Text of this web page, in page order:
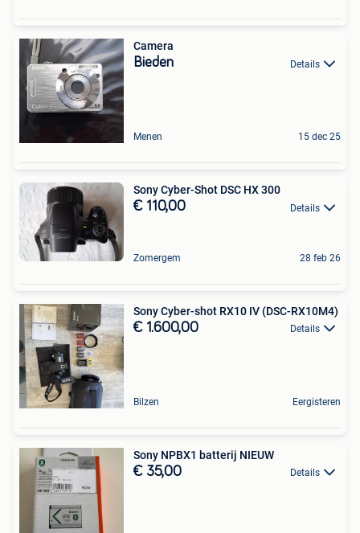
Camera
Bieden Details
Menen 15 dec 25
Sony Cyber-Shot DSC HX 300
€ 110,00 Details
Zomergem 28 feb 26
Sony Cyber-shot RX10 IV (DSC-RX10M4)
€ 1.600,00 Details
Bilzen Eergisteren
Sony NPBX1 batterij NIEUW
€ 35,00 Details